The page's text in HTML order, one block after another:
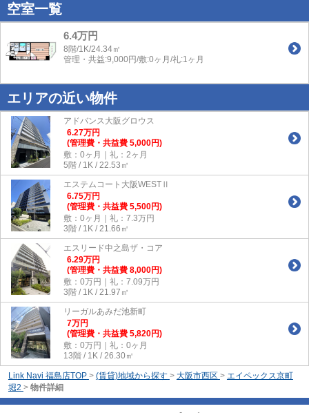
空室一覧
6.4万円
8階/1K/24.34㎡
管理・共益:9,000円/敷:0ヶ月/礼:1ヶ月
エリアの近い物件
アドバンス大阪グロウス
6.27万円
(管理費・共益費 5,000円)
敷：0ヶ月｜礼：2ヶ月
5階 / 1K / 22.53㎡
エステムコート大阪WESTⅡ
6.75万円
(管理費・共益費 5,500円)
敷：0ヶ月｜礼：7.3万円
3階 / 1K / 21.66㎡
エスリード中之島ザ・コア
6.29万円
(管理費・共益費 8,000円)
敷：0万円｜礼：7.09万円
3階 / 1K / 21.97㎡
リーガルあみだ池新町
7万円
(管理費・共益費 5,820円)
敷：0万円｜礼：0ヶ月
13階 / 1K / 26.30㎡
Link Navi 福島店TOP > (賃貸)地域から探す > 大阪市西区 > エイペックス京町
堀2 > 物件詳細